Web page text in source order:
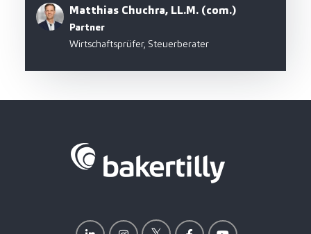
Matthias Chuchra, LL.M. (com.)
Partner
Wirtschaftsprüfer, Steuerberater